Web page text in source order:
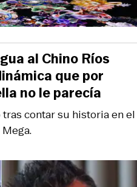
contar su historia en el
al Chino Ríos
que por
no le parecía